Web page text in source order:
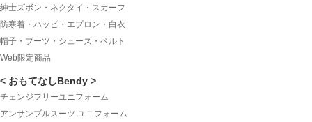
紳士ズボン・ネクタイ・スカーフ
防寒着・ハッピ・エプロン・白衣
帽子・ブーツ・シューズ・ベルト
Web限定商品
< おもてなしBendy >
チェンジフリーユニフォーム
アンサンブルスーツ ユニフォーム